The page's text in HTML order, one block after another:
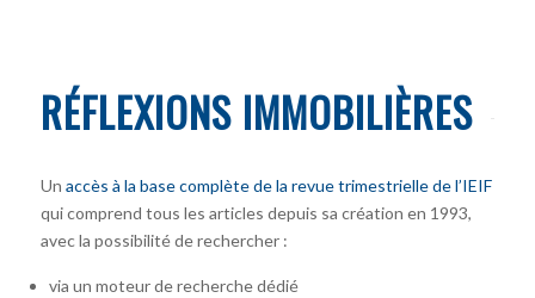
RÉFLEXIONS IMMOBILIÈRES
Un accès à la base complète de la revue trimestrielle de l’IEIF
qui comprend tous les articles depuis sa création en 1993,
avec la possibilité de rechercher :
via un moteur de recherche dédié